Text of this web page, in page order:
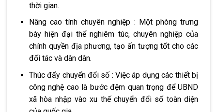
thời gian.
Nâng cao tính chuyên nghiệp : Một phòng trưng
bày hiện đại thể nghiêm túc, chuyên nghiệp của
chính quyền địa phương, tạo ấn tượng tốt cho các
đối tác và dân dân.
Thúc đẩy chuyển đổi số : Việc áp dụng các thiết bị
công nghệ cao là bước đệm quan trọng để UBND
xã hòa nhập vào xu thế chuyển đổi số toàn diện